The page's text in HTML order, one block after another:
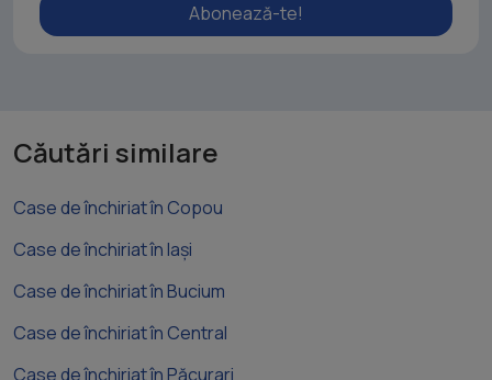
Abonează-te!
Căutări similare
Case de închiriat în Copou
Case de închiriat în Iași
Case de închiriat în Bucium
Case de închiriat în Central
Case de închiriat în Păcurari